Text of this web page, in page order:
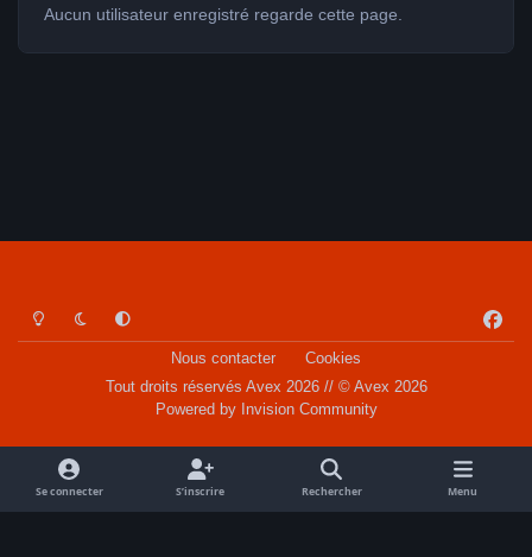
Aucun utilisateur enregistré regarde cette page.
Light ModeDark ModeSystem Preference
a
o
k
Nous contacter
Cookies
Tout droits réservés Avex 2026 // © Avex 2026
Powered by Invision Community
Se connecter S’inscrire Rechercher Menu